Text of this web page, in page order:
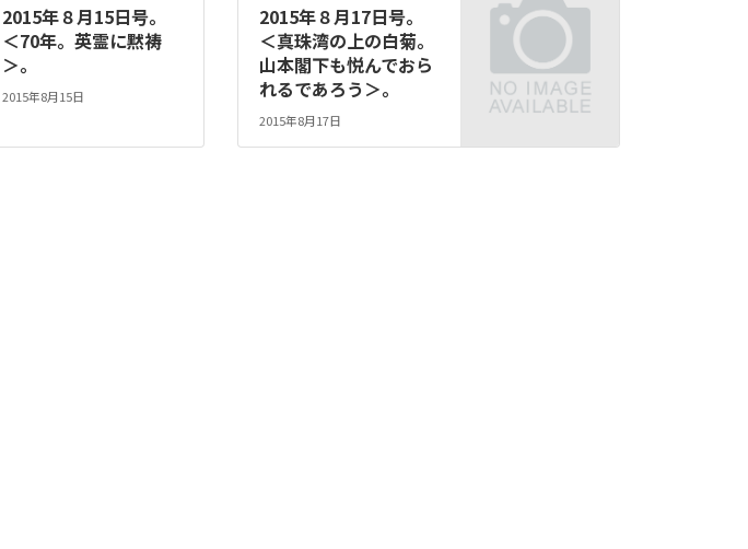
2015年８月15日号。
＜70年。英霊に黙祷
＞。
2015年8月15日
2015年８月17日号。
＜真珠湾の上の白菊。
山本閣下も悦んでおら
れるであろう＞。
2015年8月17日